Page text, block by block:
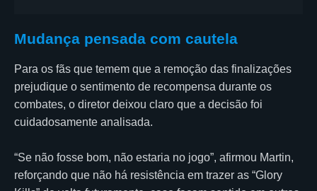
Mudança pensada com cautela
Para os fãs que temem que a remoção das finalizações
prejudique o sentimento de recompensa durante os
combates, o diretor deixou claro que a decisão foi
cuidadosamente analisada.
“Se não fosse bom, não estaria no jogo”, afirmou Martin,
reforçando que não há resistência em trazer as “Glory